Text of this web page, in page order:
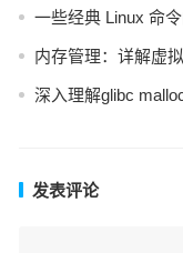
一些经典 Linux 命
内存管理：详解虚
深入理解glibc
发表评论